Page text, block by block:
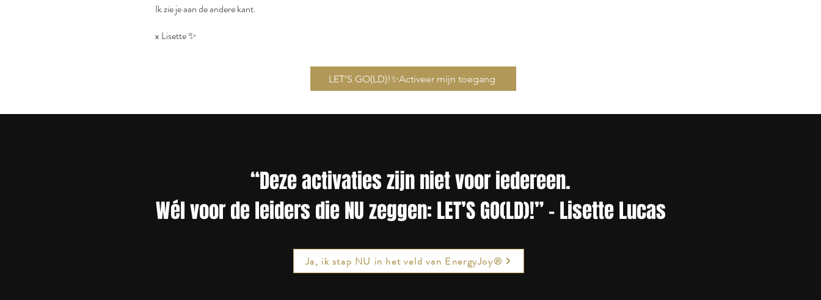
Ik zie je aan de andere kant.
x Lisette ✨
LET’S GO(LD)!✨Activeer mijn toegang
“Deze activaties zijn niet voor iedereen.
Wél voor de leiders die NU zeggen: LET’S GO(LD)!” - Lisette Lucas
Ja, ik stap NU in het veld van EnergyJoy®